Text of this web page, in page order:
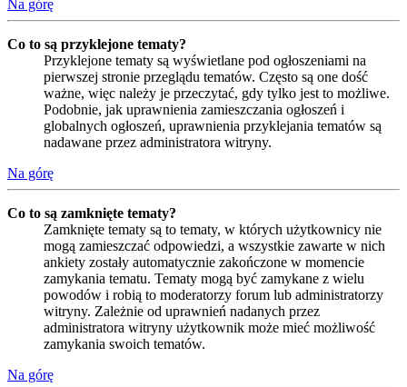
Na górę
Co to są przyklejone tematy?
Przyklejone tematy są wyświetlane pod ogłoszeniami na
pierwszej stronie przeglądu tematów. Często są one dość
ważne, więc należy je przeczytać, gdy tylko jest to możliwe.
Podobnie, jak uprawnienia zamieszczania ogłoszeń i
globalnych ogłoszeń, uprawnienia przyklejania tematów są
nadawane przez administratora witryny.
Na górę
Co to są zamknięte tematy?
Zamknięte tematy są to tematy, w których użytkownicy nie
mogą zamieszczać odpowiedzi, a wszystkie zawarte w nich
ankiety zostały automatycznie zakończone w momencie
zamykania tematu. Tematy mogą być zamykane z wielu
powodów i robią to moderatorzy forum lub administratorzy
witryny. Zależnie od uprawnień nadanych przez
administratora witryny użytkownik może mieć możliwość
zamykania swoich tematów.
Na górę